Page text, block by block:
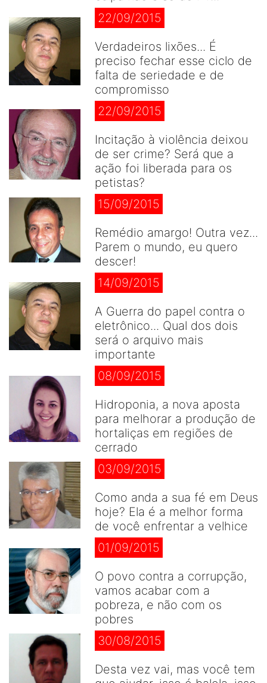
22/09/2015
Verdadeiros lixões... É
preciso fechar esse ciclo de
falta de seriedade e de
compromisso
22/09/2015
Incitação à violência deixou
de ser crime? Será que a
ação foi liberada para os
petistas?
15/09/2015
Remédio amargo! Outra vez...
Parem o mundo, eu quero
descer!
14/09/2015
A Guerra do papel contra o
eletrônico... Qual dos dois
será o arquivo mais
importante
08/09/2015
Hidroponia, a nova aposta
para melhorar a produção de
hortaliças em regiões de
cerrado
03/09/2015
Como anda a sua fé em Deus
hoje? Ela é a melhor forma
de você enfrentar a velhice
01/09/2015
O povo contra a corrupção,
vamos acabar com a
pobreza, e não com os
pobres
30/08/2015
Desta vez vai, mas você tem